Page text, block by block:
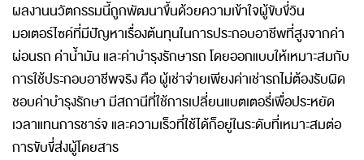
ผลงานนวัตกรรมนี้ถูกพัฒนาขึ้นด้วยความเข้าใจผู้ขับขี่วิน
มอเตอร์ไซค์ที่มีปัญหาเรื่องต้นทุนในการประกอบอาชีพที่สูงจากค่า
ผ่อนรถ ค่าน้ำมัน และค่าบำรุงรักษารถ โดยออกแบบให้เหมาะสมกับ
การใช้ประกอบอาชีพจริง คือ ผู้เช่าจ่ายเพียงค่าเช่ารถไม่ต้องรับผิด
ชอบค่าบำรุงรักษา มีสถานีที่ใช้การเปลี่ยนแบตเตอรี่เพื่อประหยัด
เวลาแทนการชาร์จ และความเร็วที่ใช้ได้ก็อยู่ในระดับที่เหมาะสมต่อ
การขับขี่ส่งผู้โดยสาร